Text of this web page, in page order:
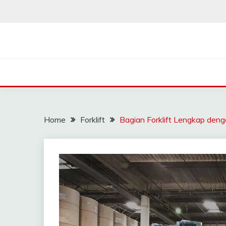
Home Forklift Bagian Forklift Lengkap